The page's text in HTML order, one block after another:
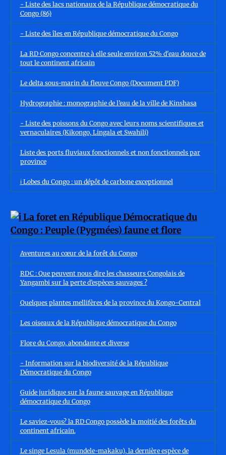
- Liste des lacs nationaux de la République démocratique du
Congo (86)
- Liste des îles en République démocratique du Congo
La RD Congo concentre à elle seule environ 52% d'eau douce de
tout le continent africain
Le delta sous-marin du fleuve Congo (Document PDF)
Hydrographie : monographie de l’eau de la ville de Kinshasa
- Liste des poissons du Congo avec leurs noms scientifiques et
vernaculaires (Kikongo, Lingala et Swahili)
Liste des ports fluviaux fonctionnels et non fonctionnels par
province
ℹ️ Lobes du Congo : un dépôt de carbone exceptionnel
Aventures au cœur de la forêt du Congo
RDC : Que peuvent nous dire les chasseurs Congolais de
Yangambi sur la perte d’espèces sauvages ?
Quelques plantes mellifères de la province du Kongo-Central
Les oiseaux de la République démocratique du Congo
Flore du Congo, abondante et diverse
- Information sur la biodiversité de la République
Démocratique du Congo
Guide juridique sur la faune sauvage en République
démocratique du Congo
Le saviez-vous? la RD Congo possède la moitié des forêts du
continent africain.
Le singe Lesula (mundele-makaku), la dernière espèce de